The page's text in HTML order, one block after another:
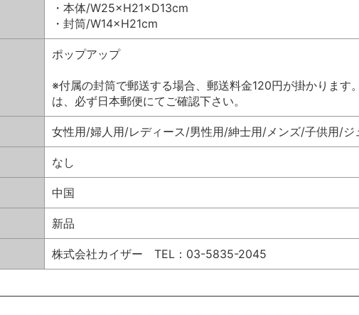
・本体/W25×H21×D13cm
・封筒/W14×H21cm
ポップアップ
※付属の封筒で郵送する場合、郵送料金120円が掛かりま
は、必ず日本郵便にてご確認下さい。
女性用/婦人用/レディース/男性用/紳士用/メンズ/子供用/ジ
なし
中国
新品
株式会社カイザー TEL：03-5835-2045